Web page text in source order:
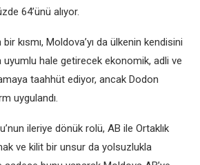
64’ünü alıyor.
bir kısmı, Moldova’yı da ülkenin kendisini
uyumlu hale getirecek ekonomik, adli ve
taahhüt ediyor, ancak Dodon
uygulandı.
ileriye dönük rolü, AB ile Ortaklık
ve kilit bir unsur da yolsuzlukla